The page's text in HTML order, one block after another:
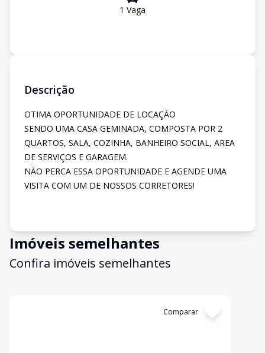
1 Vaga
Descrição
OTIMA OPORTUNIDADE DE LOCAÇÃO
SENDO UMA CASA GEMINADA, COMPOSTA POR 2
QUARTOS, SALA, COZINHA, BANHEIRO SOCIAL, AREA
DE SERVIÇOS E GARAGEM.
NÃO PERCA ESSA OPORTUNIDADE E AGENDE UMA
VISITA COM UM DE NOSSOS CORRETORES!
Imóveis semelhantes
Confira imóveis semelhantes
Comparar